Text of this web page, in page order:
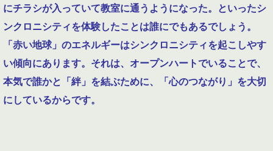
にチラシが入っていて教室に通うようになった。といったシ
ンクロニシティを体験したことは誰にでもあるでしょう。
「赤い地球」のエネルギーはシンクロニシティを起こしやす
い傾向にあります。それは、オープンハートでいることで、
本気で誰かと「絆」を結ぶために、
「心のつながり」を大切
にしているからです。